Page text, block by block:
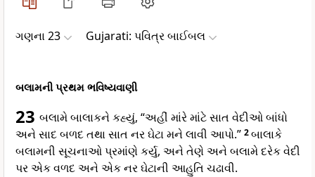
ગણના 23 Gujarati: પવિત્ર બાઈબલ
બલામની પ્રથમ ભવિષ્યવાણી
23 બલામે બાલાકને કહ્યું, “અહીં માંરે માંટે સાત વેદીઓ બાંધો
અને સાદ બળદ તથા સાત નર ઘેટા મને લાવી આપો.” 2બાલાકે
બલામની સૂચનાઓ પ્રમાંણે કર્યુ, અને તેણે અને બલામે દરેક વેદી
પર એક વળદ અને એક નર ઘેટાની આહુતિ ચઢાવી.